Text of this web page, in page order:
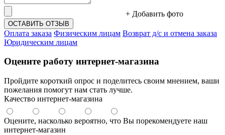
+ Добавить фото
ОСТАВИТЬ ОТЗЫВ
Оплата заказа Физическим лицам Возврат д/с и отмена заказа
Юридическим лицам
Оцените работу интернет-магазина
Пройдите короткий опрос и поделитесь своим мнением, ваши
пожелания помогут нам стать лучше.
Качество интернет-магазина
Оцените, насколько вероятно, что Вы порекомендуете наш
интернет-магазин